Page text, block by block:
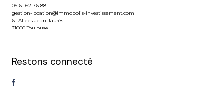
05 61 62 76 88
gestion-location@immopolis-investissement.com
61 Allées Jean Jaurès
31000 Toulouse
Restons connecté